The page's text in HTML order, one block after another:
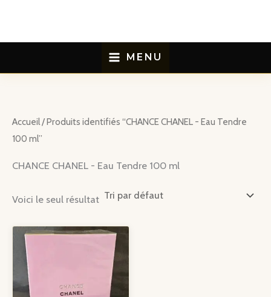
contenu
MENU
Accueil/ Produits identifiés “CHANCE CHANEL - Eau Tendre
100 ml”
CHANCE CHANEL - Eau Tendre 100 ml
Voici le seul résultat